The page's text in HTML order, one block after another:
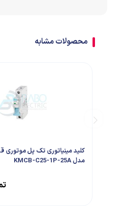
محصولات مشابه
مدل KMCB-C25-1P-25A